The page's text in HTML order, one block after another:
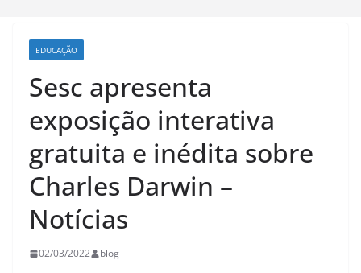
EDUCAÇÃO
Sesc apresenta
exposição interativa
gratuita e inédita sobre
Charles Darwin –
Notícias
02/03/2022 blog